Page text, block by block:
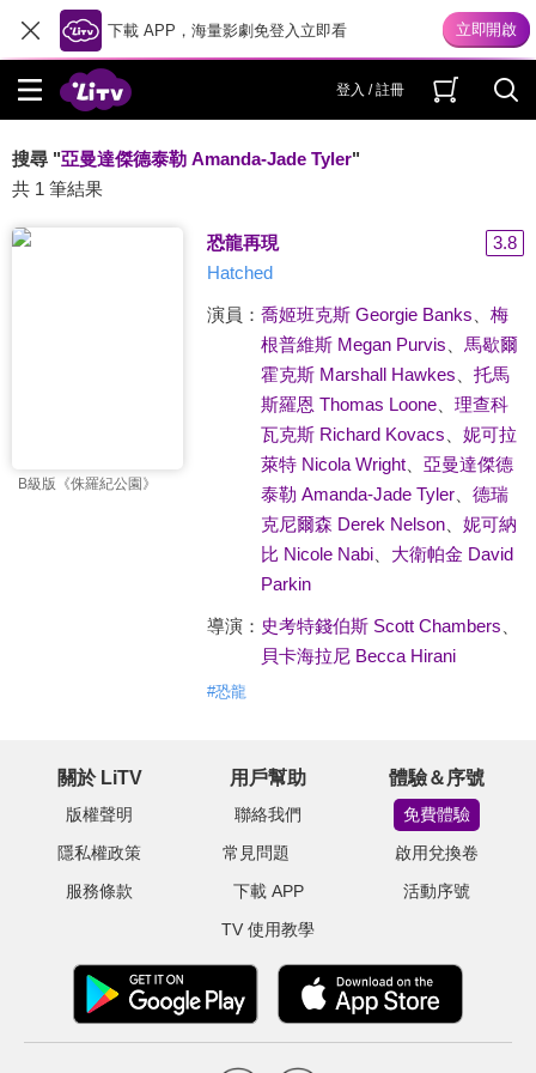
下載 APP，海量影劇免登入立即看
登入 / 註冊
搜尋 "亞曼達傑德泰勒 Amanda-Jade Tyler"
共 1 筆結果
B級版《侏羅紀公園》
恐龍再現
3.8
Hatched
演員： 喬姬班克斯 Georgie Banks
梅
根普維斯 Megan Purvis
馬歇爾
霍克斯 Marshall Hawkes
托馬
斯羅恩 Thomas Loone、 理查科
瓦克斯 Richard Kovacs
妮可拉
萊特 Nicola Wright、 亞曼達傑德
泰勒 Amanda-Jade Tyler、 德瑞
克尼爾森 Derek Nelson、 妮可納
比 Nicole Nabi、 大衛帕金 David
Parkin
導演： 史考特錢伯斯 Scott Chambers
貝卡海拉尼 Becca Hirani
#恐龍
關於 LiTV
版權聲明
隱私權政策
服務條款
用戶幫助
聯絡我們
常見問題
下載 APP
TV 使用教學
體驗＆序號
免費體驗
啟用兌換卷
活動序號